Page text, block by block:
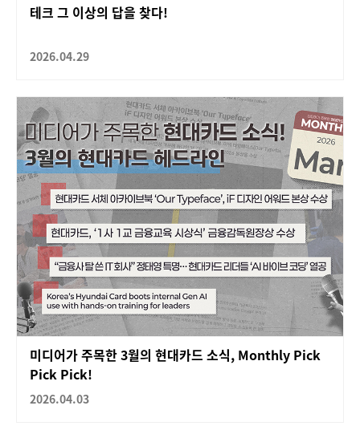
테크 그 이상의 답을 찾다!
2026.04.29
미디어가 주목한 3월의 현대카드 소식, Monthly Pick
Pick Pick!
2026.04.03